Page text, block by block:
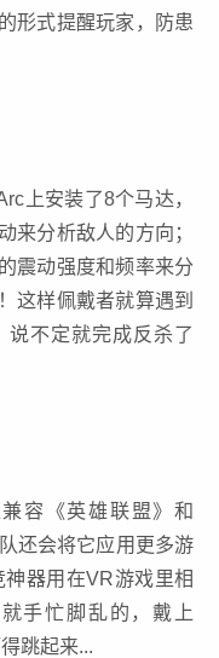
形式提醒玩家，防患
上安装了8个马达，
来分析敌人的方向；
震动强度和频率来分
这样佩戴者就算遇到
说不定就完成反杀了
容《英雄联盟》和
还会将它应用更多游
神器用在VR游戏里相
手忙脚乱的，戴上
跳起来...